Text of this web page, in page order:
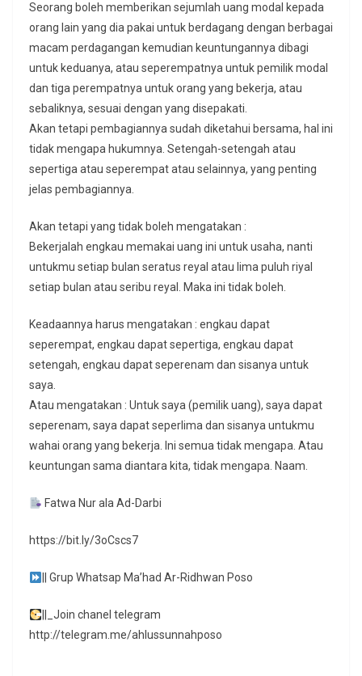
Seorang boleh memberikan sejumlah uang modal kepada
orang lain yang dia pakai untuk berdagang dengan berbagai
macam perdagangan kemudian keuntungannya dibagi
untuk keduanya, atau seperempatnya untuk pemilik modal
dan tiga perempatnya untuk orang yang bekerja, atau
sebaliknya, sesuai dengan yang disepakati.
Akan tetapi pembagiannya sudah diketahui bersama, hal ini
tidak mengapa hukumnya. Setengah-setengah atau
sepertiga atau seperempat atau selainnya, yang penting
jelas pembagiannya.
Akan tetapi yang tidak boleh mengatakan :
Bekerjalah engkau memakai uang ini untuk usaha, nanti
untukmu setiap bulan seratus reyal atau lima puluh riyal
setiap bulan atau seribu reyal. Maka ini tidak boleh.
Keadaannya harus mengatakan : engkau dapat
seperempat, engkau dapat sepertiga, engkau dapat
setengah, engkau dapat seperenam dan sisanya untuk
saya.
Atau mengatakan : Untuk saya (pemilik uang), saya dapat
seperenam, saya dapat seperlima dan sisanya untukmu
wahai orang yang bekerja. Ini semua tidak mengapa. Atau
keuntungan sama diantara kita, tidak mengapa. Naam.
Fatwa Nur ala Ad-Darbi
https://bit.ly/3oCscs7
|| Grup Whatsap Ma’had Ar-Ridhwan Poso
||_Join chanel telegram
http://telegram.me/ahlussunnahposo